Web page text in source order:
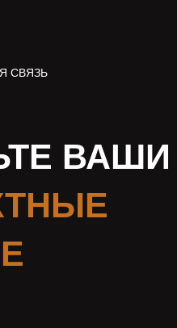
СВЯЗЬ
ВАШИ